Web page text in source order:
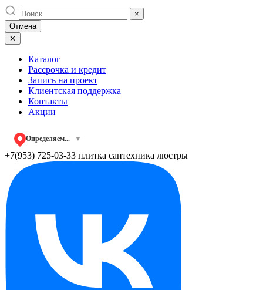
Skip
to
content
×
Отмена
✕
Каталог
Рассрочка и кредит
Запись на проект
Клиентская поддержка
Контакты
Акции
Определяем... ▼
+7(953) 725-03-33 плитка сантехника люстры